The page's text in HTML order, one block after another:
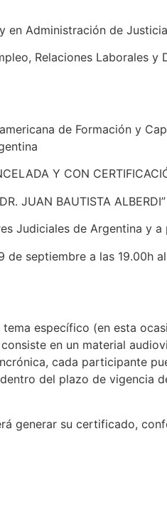
en Administración de
Relaciones Laborales
de Formación y
Y CON
JUAN BAUTISTA ALBERDI”
Judiciales de Argentina y
septiembre a las 19.00h
específico (en esta
consiste en un material
cada participante
del plazo de vigencia
generar su certificado,